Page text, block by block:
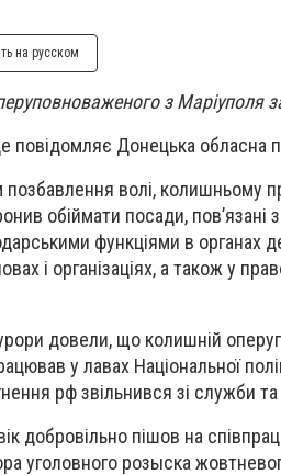
на русском
з Маріуполя
повідомляє Донецька обласна
позбавлення волі, колишньому
обіймати посади, пов’язані
функціями в органах
і організаціях, а також у
довели, що колишній
у лавах Національної
рф звільнився зі служби
добровільно пішов на
уголовного розыска